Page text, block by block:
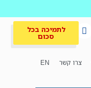
לתמיכה בכל
סכום
צרו קשר EN